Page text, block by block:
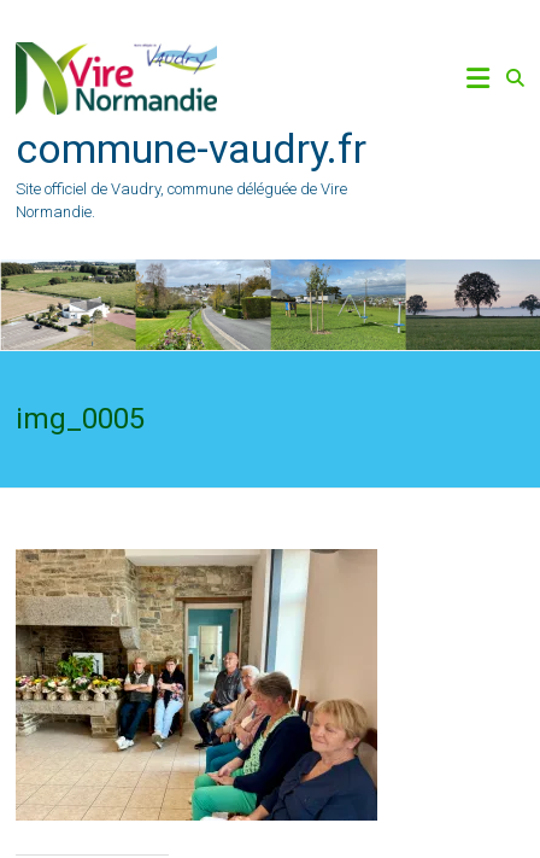
content
commune-vaudry.fr
Site officiel de Vaudry, commune déléguée de Vire
Normandie.
img_0005